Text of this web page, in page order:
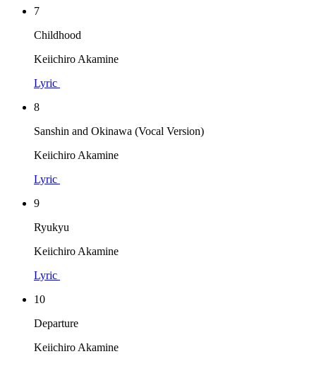
7
Childhood
Keiichiro Akamine
Lyric
8
Sanshin and Okinawa (Vocal Version)
Keiichiro Akamine
Lyric
9
Ryukyu
Keiichiro Akamine
Lyric
10
Departure
Keiichiro Akamine